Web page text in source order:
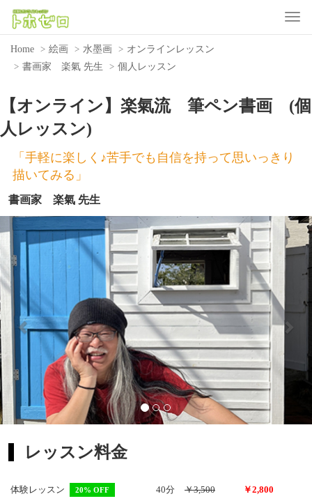
Home 絵画 水墨画
オンラインレッスン
書画家 楽氣 先生
個人レッスン
【オンライン】楽氣流 筆ペン書画 (個
人レッスン)
「手軽に楽しく♪苦手でも自信を持って思いっきり
描いてみる」
書画家 楽氣 先生
Previous
レッスン料金
体験レッスン 20% OFF 40分 ￥3,500 ￥2,800